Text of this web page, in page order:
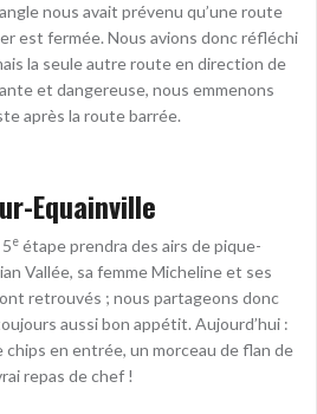
nous avait prévenu qu’une route
est fermée. Nous avions donc réfléchi
la seule autre route en direction de
et dangereuse, nous emmenons
après la route barrée.
Equainville
e étape prendra des airs de pique-
Vallée, sa femme Micheline et ses
retrouvés ; nous partageons donc
aussi bon appétit. Aujourd’hui :
chips en entrée, un morceau de flan de
repas de chef !